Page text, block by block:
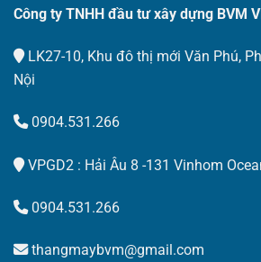
Công ty TNHH đầu tư xây dựng BVM
LK27-10, Khu đô thị mới Văn Phú,
Nội
0904.531.266
VPGD2 : Hải Âu 8 -131 Vinhom
0904.531.266
thangmaybvm@gmail.com